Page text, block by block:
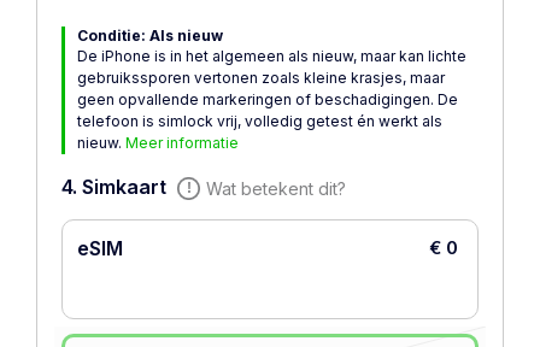
Conditie: Als nieuw
De iPhone is in het algemeen als nieuw, maar kan lichte
gebruikssporen vertonen zoals kleine krasjes, maar
geen opvallende markeringen of beschadigingen. De
telefoon is simlock vrij, volledig getest én werkt als
nieuw. Meer informatie
4. Simkaart Wat betekent dit?
eSIM € 0